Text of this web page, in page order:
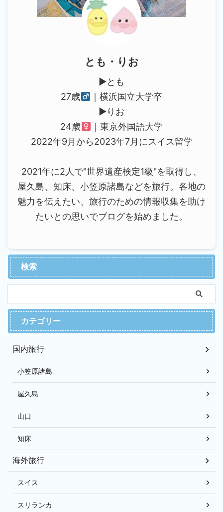
とも・りお
▶︎とも
27歳
｜横浜国立大学卒
▶︎りお
24歳
｜東京外国語大学
2022年9月から2023年7月にスイス留学
2021年に2人で"世界遺産検定1級"を取得し、
屋久島、知床、小笠原諸島などを旅行。各地の
魅力を伝えたい、旅行のための情報収集を助け
たいとの思いでブログを始めました。
検索
カテゴリー
国内旅行
小笠原諸島
屋久島
山口
知床
海外旅行
スイス
スリランカ